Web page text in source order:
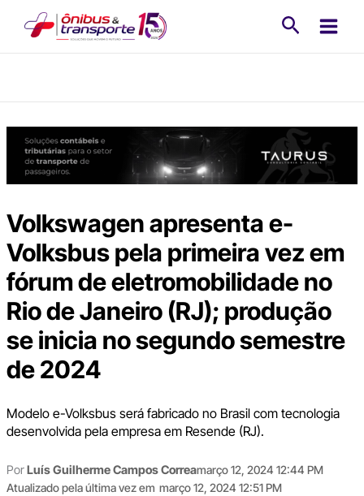
Volkswagen apresenta e-
Volksbus pela primeira vez em
fórum de eletromobilidade no
Rio de Janeiro (RJ); produção
se inicia no segundo semestre
de 2024
Modelo e-Volksbus será fabricado no Brasil com tecnologia
desenvolvida pela empresa em Resende (RJ).
PorLuís Guilherme Campos Correamarço 12, 2024 12:44 PM
Atualizado pela última vez em março 12, 2024 12:51 PM